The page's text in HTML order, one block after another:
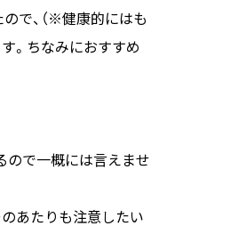
で、（※健康的にはも
。ちなみにおすすめ
ので一概には言えませ
あたりも注意したい